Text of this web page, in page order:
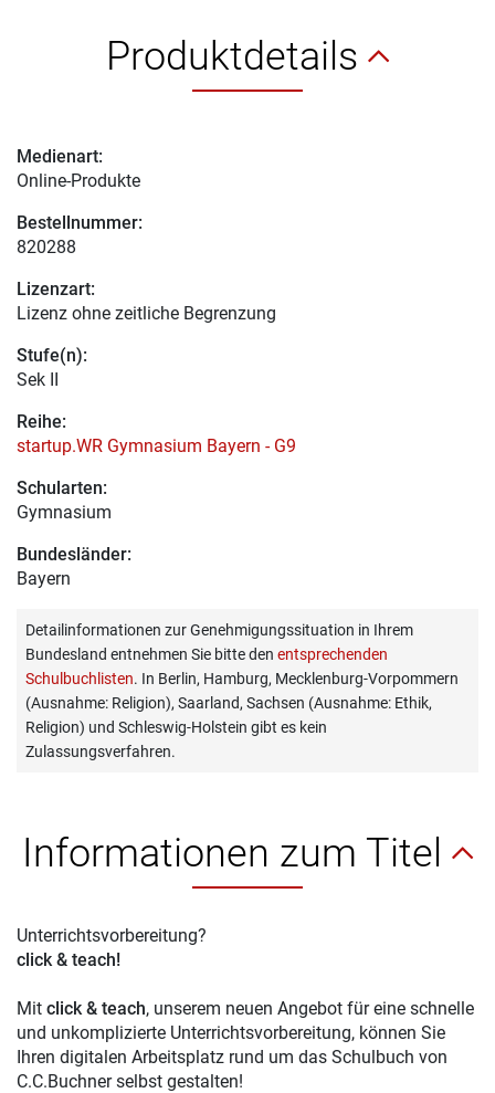
Produktdetails
Medienart:
Online-Produkte
Bestellnummer:
820288
Lizenzart:
Lizenz ohne zeitliche Begrenzung
Stufe(n):
Sek II
Reihe:
startup.WR Gymnasium Bayern - G9
Schularten:
Gymnasium
Bundesländer:
Bayern
Detailinformationen zur Genehmigungssituation in Ihrem
Bundesland entnehmen Sie bitte den entsprechenden
Schulbuchlisten. In Berlin, Hamburg, Mecklenburg-Vorpommern
(Ausnahme: Religion), Saarland, Sachsen (Ausnahme: Ethik,
Religion) und Schleswig-Holstein gibt es kein
Zulassungsverfahren.
Informationen zum Titel
Unterrichtsvorbereitung?
click & teach!
Mit click & teach, unserem neuen Angebot für eine schnelle
und unkomplizierte Unterrichtsvorbereitung, können Sie
Ihren digitalen Arbeitsplatz rund um das Schulbuch von
C.C.Buchner selbst gestalten!